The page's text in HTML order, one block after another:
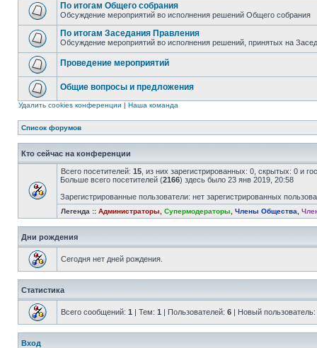
По итогам Общего собрания
Обсуждение мероприятий во исполнения решений Общего собрания
По итогам Заседания Правления
Обсуждение мероприятий во исполнения решений, принятых на
Проведение мероприятий
Общие вопросы и предложения
Удалить cookies конференции | Наша команда
Список форумов
Кто сейчас на конференции
Всего посетителей: 15 , из них зарегистрированных: 0, скрытых: 0 и
Больше всего посетителей (2166) здесь было 23 янв 2019, 20:58
Зарегистрированные пользователи: нет зарегистрированных
Легенда :: Администраторы Супермодераторы Члены Общества
Дни рождения
Сегодня нет дней рождения.
Статистика
Всего сообщений: 1 | Тем: 1 | Пользователей: 6 | Новый пользователь:
Вход